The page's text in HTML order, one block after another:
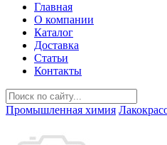
Главная
О компании
Каталог
Доставка
Статьи
Контакты
Промышленная химия